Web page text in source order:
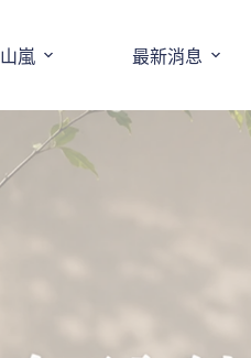
嵐 最新消息